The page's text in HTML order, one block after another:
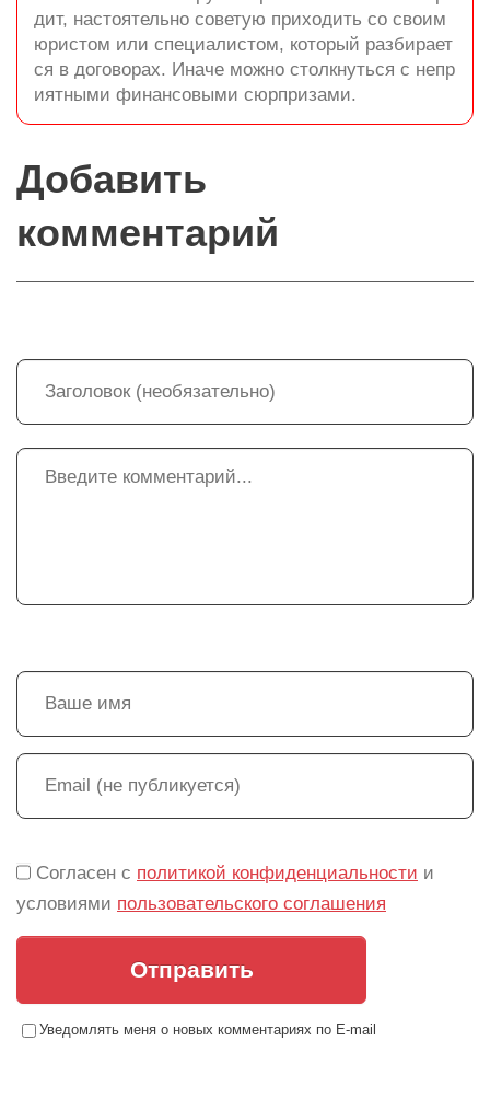
дит, настоятельно советую приходить со своим
юристом или специалистом, который разбирает
ся в договорах. Иначе можно столкнуться с непр
иятными финансовыми сюрпризами.
Добавить
комментарий
Согласен с политикой конфиденциальности и
условиями пользовательского соглашения
Отправить
Уведомлять меня о новых комментариях по E-mail